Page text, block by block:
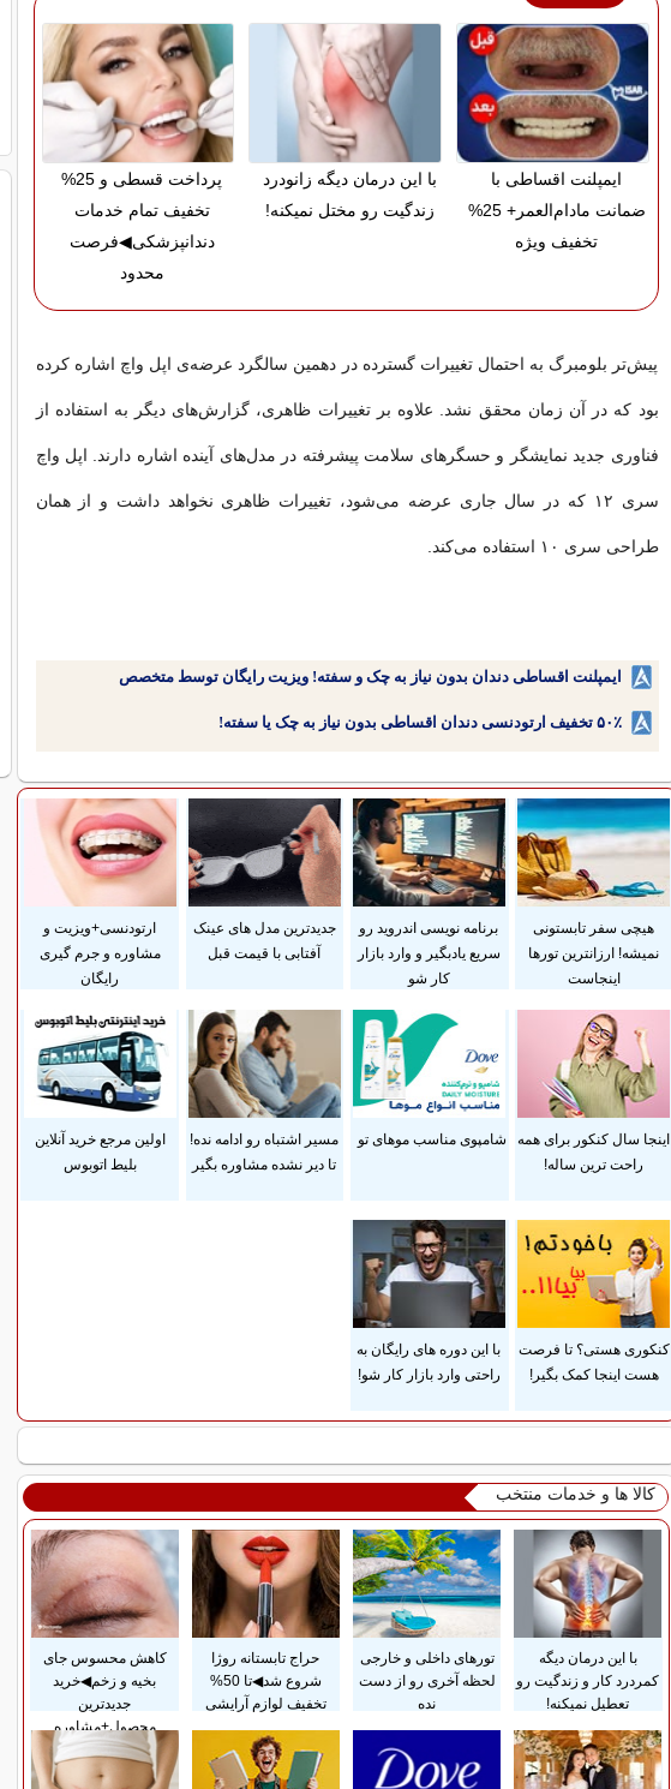
ایمپلنت اقساطی با
ضمانت مادام‌العمر+ 25%
تخفیف ویژه
با این درمان دیگه زانودرد
زندگیت رو مختل نمیکنه!
پرداخت قسطی و 25%
تخفیف تمام خدمات
دندانپزشکی◀فرصت
محدود
پیش‌تر بلومبرگ به احتمال تغییرات گسترده در دهمین سالگرد عرضه‌ی اپل واچ اشاره کرده
بود که در آن زمان محقق نشد. علاوه بر تغییرات ظاهری، گزارش‌های دیگر به استفاده از
فناوری جدید نمایشگر و حسگرهای سلامت پیشرفته در مدل‌های آینده اشاره دارند. اپل واچ
سری ۱۲ که در سال جاری عرضه می‌شود، تغییرات ظاهری نخواهد داشت و از همان
طراحی سری ۱۰ استفاده می‌کند.
ایمپلنت اقساطی دندان بدون نیاز به چک و سفته! ویزیت رایگان توسط متخصص
۵۰٪ تخفیف ارتودنسی دندان اقساطی بدون نیاز به چک یا سفته!
هیچی سفر تابستونی
نمیشه! ارزانترین تورها
اینجاست
برنامه نویسی اندروید رو
سریع یادبگیر و وارد بازار
کار شو
جدیدترین مدل های عینک
آفتابی با قیمت قبل
ارتودنسی+ویزیت و
مشاوره و جرم گیری
رایگان
اینجا سال کنکور برای همه
راحت ترین ساله!
شامپوی مناسب موهای تو
مسیر اشتباه رو ادامه نده!
تا دیر نشده مشاوره بگیر
اولین مرجع خرید آنلاین
بلیط اتوبوس
کنکوری هستی؟ تا فرصت
هست اینجا کمک بگیر!
با این دوره های رایگان به
راحتی وارد بازار کار شو!
کالا ها و خدمات منتخب
با این درمان دیگه
کمردرد کار و زندگیت رو
تعطیل نمیکنه!
تورهای داخلی و خارجی
لحظه آخری رو از دست
نده
حراج تابستانه روژا
شروع شد◀تا 50%
تخفیف لوازم آرایشی
کاهش محسوس جای
بخیه و زخم◀خرید
جدیدترین
محصول+مشاوره